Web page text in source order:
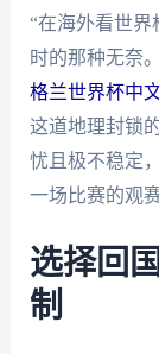
“在海外看世界
时的那种无奈
格兰世界杯中
这道地理封锁
忧且极不稳定
一场比赛的观
选择回
制